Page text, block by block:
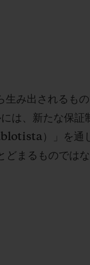
み出されるも
は、新たな保証
）」を通
まるものでは